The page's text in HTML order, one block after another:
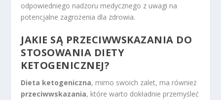
odpowiedniego nadzoru medycznego z uwagi na
potencjalne zagrożenia dla zdrowia.
JAKIE SĄ PRZECIWWSKAZANIA DO
STOSOWANIA DIETY
KETOGENICZNEJ?
Dieta ketogeniczna, mimo swoich zalet, ma również
przeciwwskazania, które warto dokładnie przemyśleć